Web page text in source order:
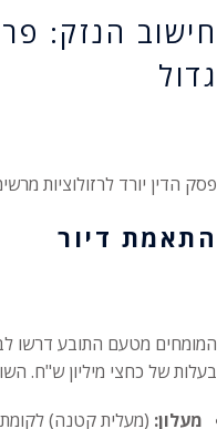
חישוב הנזק:
גדול
פסק הדין יורד לרזולוציות
התאמת דיור
המומחים מטעם התובע דרשו
בעלות של כחצי מיליון ש"ח.
מעלון: (מעלית קטנה) לקומת